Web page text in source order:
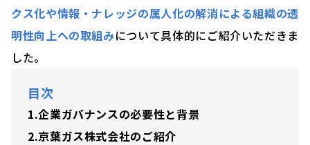
クス化や情報・ナレッジの属人化の解消による組織の透
明性向上への取組みについて具体的にご紹介いただきま
した。
目次
1.企業ガバナンスの必要性と背景
2.京葉ガス株式会社のご紹介